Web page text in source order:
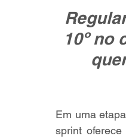
10º no
Em uma
sprint